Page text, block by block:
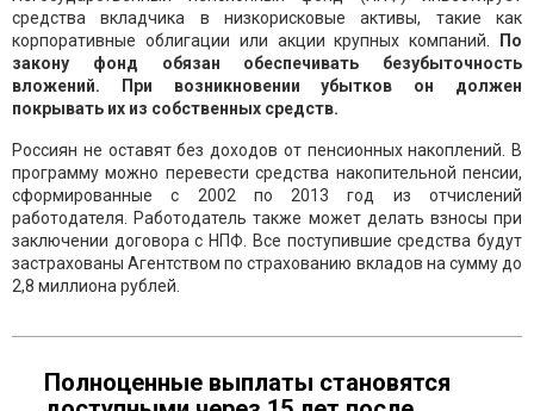
средства вкладчика в низкорисковые активы, такие как
корпоративные облигации или акции крупных компаний.
По
закону фонд обязан обеспечивать безубыточность
вложений. При возникновении убытков он должен
покрывать их из собственных средств.
Россиян не оставят без доходов от пенсионных накоплений. В
программу можно перевести средства накопительной пенсии,
сформированные с 2002 по 2013 год из отчислений
работодателя. Работодатель также может делать взносы при
заключении договора с НПФ. Все поступившие средства будут
застрахованы Агентством по страхованию вкладов на сумму до
2,8 миллиона рублей.
Полноценные выплаты становятся